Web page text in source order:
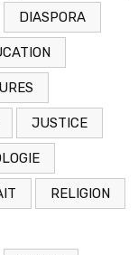
DIASPORA
JUSTICE
RELIGION